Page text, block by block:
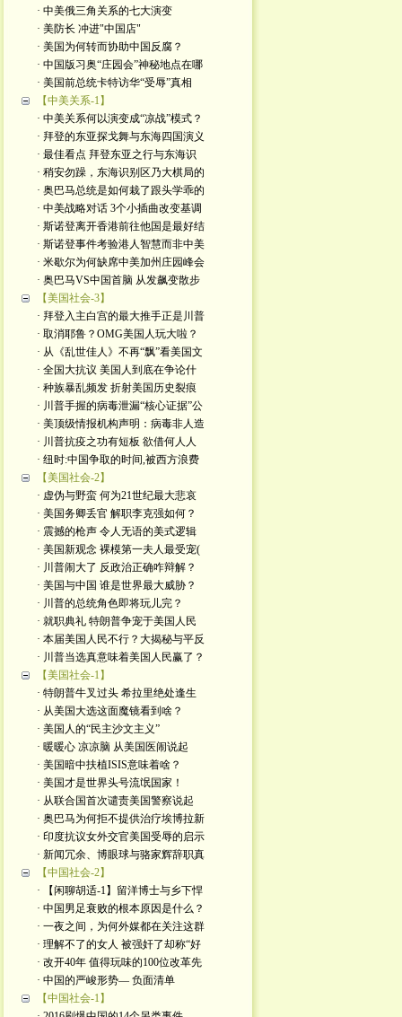
· 中美俄三角关系的七大演变
· 美防长 冲进"中国店"
· 美国为何转而协助中国反腐？
· 中国版习奥“庄园会”神秘地点在哪
· 美国前总统卡特访华“受辱”真相
【中美关系-1】
· 中美关系何以演变成“凉战”模式？
· 拜登的东亚探戈舞与东海四国演义
· 最佳看点 拜登东亚之行与东海识
· 稍安勿躁，东海识别区乃大棋局的
· 奥巴马总统是如何栽了跟头学乖的
· 中美战略对话 3个小插曲改变基调
· 斯诺登离开香港前往他国是最好结
· 斯诺登事件考验港人智慧而非中美
· 米歇尔为何缺席中美加州庄园峰会
· 奥巴马VS中国首脑 从发飙变散步
【美国社会-3】
· 拜登入主白宫的最大推手正是川普
· 取消耶鲁？OMG美国人玩大啦？
· 从《乱世佳人》不再“飘”看美国文
· 全国大抗议 美国人到底在争论什
· 种族暴乱频发 折射美国历史裂痕
· 川普手握的病毒泄漏“核心证据”公
· 美顶级情报机构声明：病毒非人造
· 川普抗疫之功有短板 欲借何人人
· 纽时:中国争取的时间,被西方浪费
【美国社会-2】
· 虚伪与野蛮 何为21世纪最大悲哀
· 美国务卿丢官 解职李克强如何？
· 震撼的枪声 令人无语的美式逻辑
· 美国新观念 裸模第一夫人最受宠(
· 川普闹大了 反政治正确咋辩解？
· 美国与中国 谁是世界最大威胁？
· 川普的总统角色即将玩儿完？
· 就职典礼 特朗普争宠于美国人民
· 本届美国人民不行？大揭秘与平反
· 川普当选真意味着美国人民赢了？
【美国社会-1】
· 特朗普牛叉过头 希拉里绝处逢生
· 从美国大选这面魔镜看到啥？
· 美国人的“民主沙文主义”
· 暖暖心 凉凉脑 从美国医闹说起
· 美国暗中扶植ISIS意味着啥？
· 美国才是世界头号流氓国家！
· 从联合国首次谴责美国警察说起
· 奥巴马为何拒不提供治疗埃博拉新
· 印度抗议女外交官美国受辱的启示
· 新闻冗余、博眼球与骆家辉辞职真
【中国社会-2】
· 【闲聊胡适-1】留洋博士与乡下悍
· 中国男足衰败的根本原因是什么？
· 一夜之间，为何外媒都在关注这群
· 理解不了的女人 被强奸了却称“好
· 改开40年 值得玩味的100位改革先
· 中国的严峻形势— 负面清单
【中国社会-1】